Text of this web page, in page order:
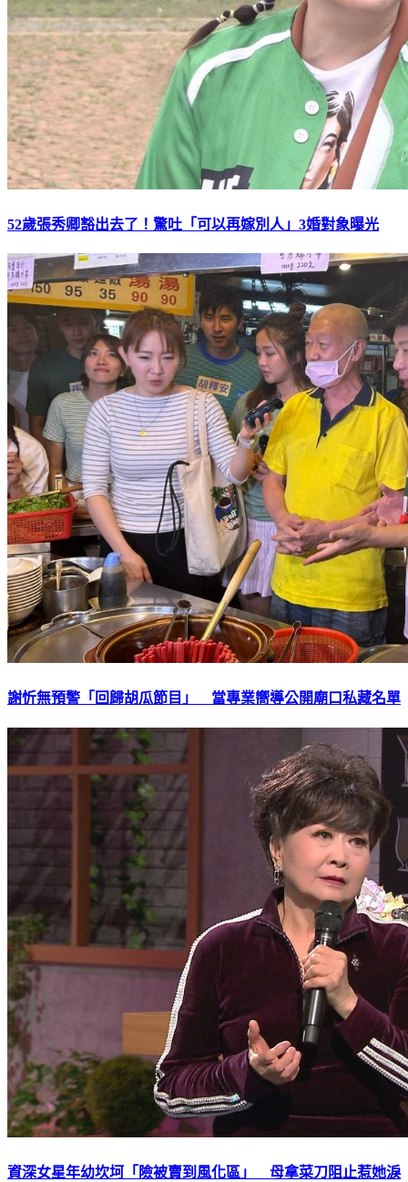
52歲張秀卿豁出去了！驚吐「可以再嫁別人」3婚對象曝光
謝忻無預警「回歸胡瓜節目」 當專業嚮導公開廟口私藏名單
資深女星年幼坎坷「險被賣到風化區」 母拿菜刀阻止惹她淚